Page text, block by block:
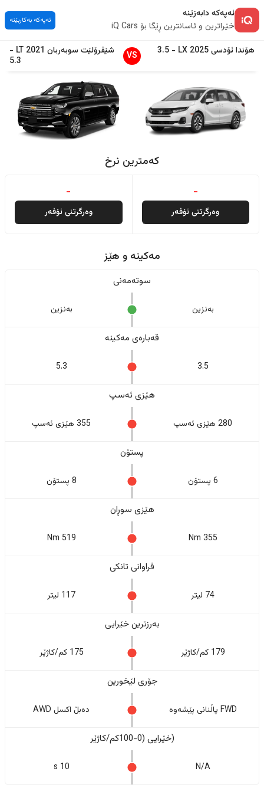
ئەپەکە دابەزێنە
خێراترین و ئاسانترین ڕێگا بۆ iQ Cars
ئەپەکە بەکاربێنە
هۆندا ئۆدسی2025
LX
-
3.5
VS شێڤرۆلێت سوبەربان 2021
LT
-
5.3
کەمترین نرخ
-
وەرگرتنی ئۆفەر
-
وەرگرتنی ئۆفەر
مەکینە و هێز
سوتەمەنی
بەنزین بەنزین
قەبارەی مەکینە
3.5
5.3
هێزی ئەسپ
280 هێزی ئەسپ 355 هێزی ئەسپ
پستۆن
6 پستۆن 8 پستۆن
هێزی سوڕان
355 Nm
519 Nm
فراوانی تانکی
74 لیتر 117 لیتر
بەرزترین خێرایی
179 کم/کاژێر 175 کم/کاژێر
جۆری لێخورین
FWD پاڵنانی پێشەوە دەبڵ اکسل AWD
(خێرایی (0-100کم/کاژێر
N/A
10 s